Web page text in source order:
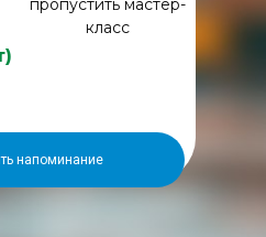
класс
напоминание